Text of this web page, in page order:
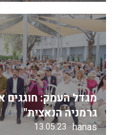
מגדל העמק: חוגגים
גרמניה הנאצית"
hanas
13.05.23